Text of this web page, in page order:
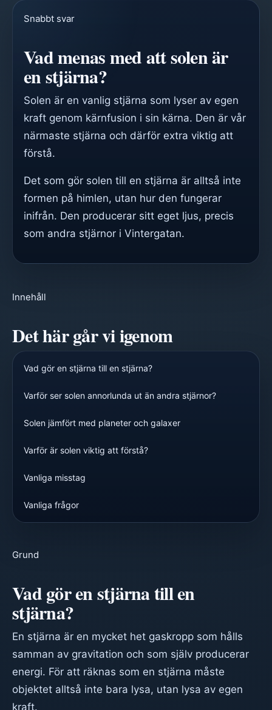
Snabbt svar
Vad menas med att solen är
en stjärna?
Solen är en vanlig stjärna som lyser av egen
kraft genom kärnfusion i sin kärna. Den är vår
närmaste stjärna och därför extra viktig att
förstå.
Det som gör solen till en stjärna är alltså inte
formen på himlen, utan hur den fungerar
inifrån. Den producerar sitt eget ljus, precis
som andra stjärnor i Vintergatan.
Innehåll
Det här går vi igenom
Vad gör en stjärna till en stjärna?
Varför ser solen annorlunda ut än andra stjärnor?
Solen jämfört med planeter och galaxer
Varför är solen viktig att förstå?
Vanliga misstag
Vanliga frågor
Grund
Vad gör en stjärna till en
stjärna?
En stjärna är en mycket het gaskropp som hålls
samman av gravitation och som själv producerar
energi. För att räknas som en stjärna måste
objektet alltså inte bara lysa, utan lysa av egen
kraft.